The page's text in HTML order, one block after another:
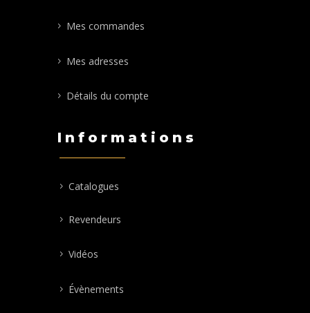
Mes commandes
Mes adresses
Détails du compte
Informations
Catalogues
Revendeurs
Vidéos
Évènements